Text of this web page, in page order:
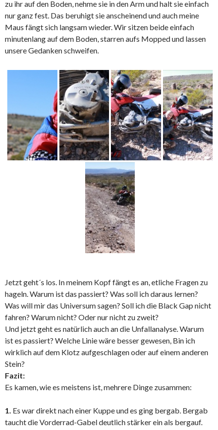
zu ihr auf den Boden, nehme sie in den Arm und halt sie einfach
nur ganz fest. Das beruhigt sie anscheinend und auch meine
Maus fängt sich langsam wieder. Wir sitzen beide einfach
minutenlang auf dem Boden, starren aufs Mopped und lassen
unsere Gedanken schweifen.
Jetzt geht´s los. In meinem Kopf fängt es an, etliche Fragen zu
hageln. Warum ist das passiert? Was soll ich daraus lernen?
Was will mir das Universum sagen? Soll ich die Black Gap nicht
fahren? Warum nicht? Oder nur nicht zu zweit?
Und jetzt geht es natürlich auch an die Unfallanalyse. Warum
ist es passiert? Welche Linie wäre besser gewesen, Bin ich
wirklich auf dem Klotz aufgeschlagen oder auf einem anderen
Stein?
Fazit:
Es kamen, wie es meistens ist, mehrere Dinge zusammen:
1. Es war direkt nach einer Kuppe und es ging bergab. Bergab
taucht die Vorderrad-Gabel deutlich stärker ein als bergauf.